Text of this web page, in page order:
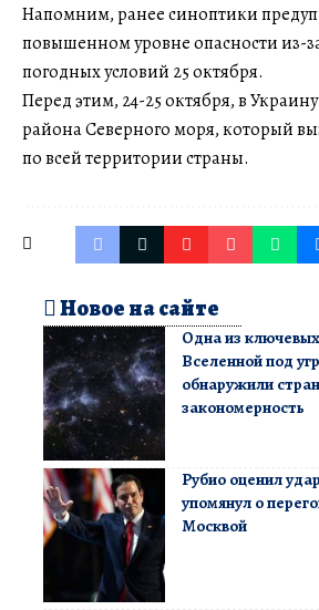
Напомним, ранее синоптики
повышенном уровне опасности из-
погодных условий 25 октября.
Перед этим, 24-25 октября, в
района Северного моря, который
по всей территории страны.
Новое на сайте
Одна из
Вселенной под
обнаружили
закономерность
Рубио оценил
упомянул о
Москвой